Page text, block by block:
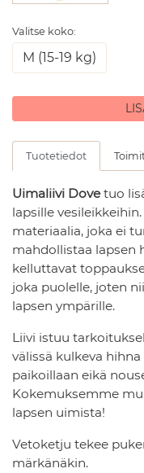
Valitse koko:
M (15-19 kg)
Tuotetiedot
Uimaliivi Dovetuo
lapsille
materiaalia, joka ei
mahdollistaa lapsen
kelluttavat
joka puolelle, joten
lapsen ympärille.
Liivi istuu
välissä kulkeva
paikoillaan eikä
Kokemuksemme
lapsen uimista!
Vetoketju tekee
märkänäkin.